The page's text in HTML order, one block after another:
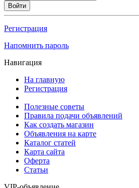
Войти
Регистрация
Напомнить пароль
Навигация
На главную
Регистрация
Полезные советы
Правила подачи объявлений
Как создать магазин
Объявления на карте
Каталог статей
Карта сайта
Оферта
Статьи